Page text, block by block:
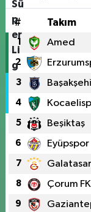
# Takım
1 Amed
2
3
4
5 Beşiktaş
6 Eyüpspor
7
8 Çorum FK
9